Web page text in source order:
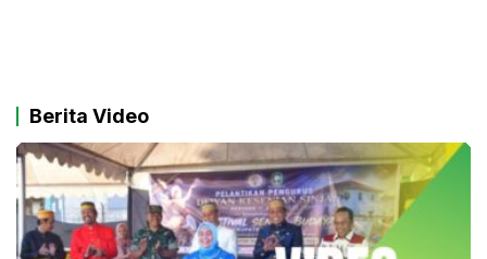
Berita Video